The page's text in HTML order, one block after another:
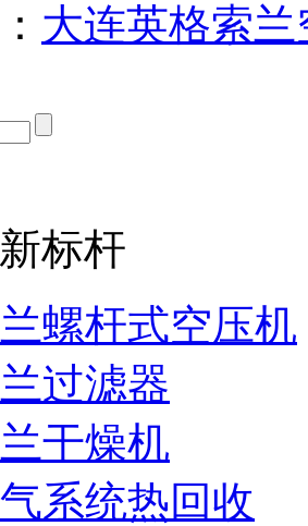
大连英格索
标杆
螺杆式空压机
过滤器
干燥机
系统热回收